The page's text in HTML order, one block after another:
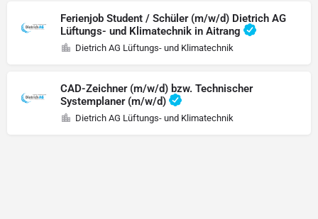
Ferienjob Student / Schüler (m/w/d) Dietrich AG
Lüftungs- und Klimatechnik in Aitrang
Dietrich AG Lüftungs- und Klimatechnik
CAD-Zeichner (m/w/d) bzw. Technischer
Systemplaner (m/w/d)
Dietrich AG Lüftungs- und Klimatechnik